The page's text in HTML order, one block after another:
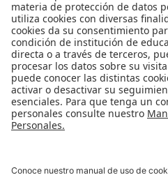
Mapa del Sitio
Multimedia
Noticias
Preguntas frecuentes
Póliza estudiantil Uniandina